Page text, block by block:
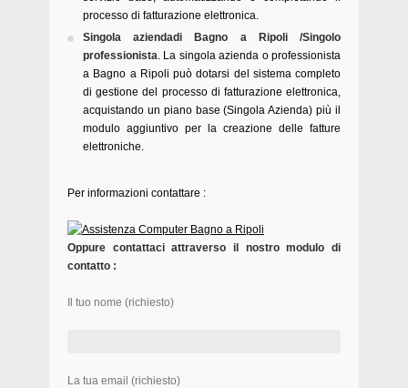
processo di fatturazione elettronica.
Singola aziendadi Bagno a Ripoli /Singolo
professionista. La singola azienda o professionista
a Bagno a Ripoli può dotarsi del sistema completo
di gestione del processo di fatturazione elettronica,
acquistando un piano base (Singola Azienda) più il
modulo aggiuntivo per la creazione delle fatture
elettroniche.
Per informazioni contattare :
Oppure contattaci attraverso il nostro modulo di
contatto :
Il tuo nome (richiesto)
La tua email (richiesto)